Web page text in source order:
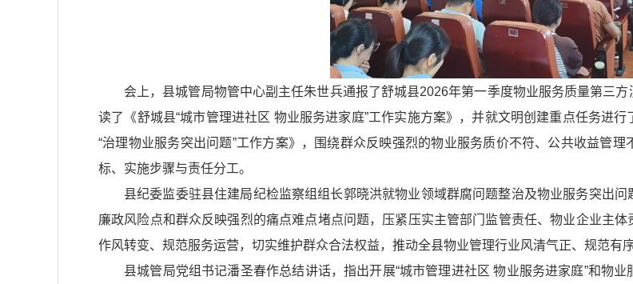
会上，县城管局物管中心副主任朱世兵通报了舒城县2026年第一季度物业服务质量第三
读了《舒城县“城市管理进社区 物业服务进家庭”工作实施方案》，并就文明创建重点任务进
“治理物业服务突出问题”工作方案》，围绕群众反映强烈的物业服务质价不符、公共收益管
标、实施步骤与责任分工。
县纪委监委驻县住建局纪检监察组组长郭晓洪就物业领域群腐问题整治及物业服务突出
廉政风险点和群众反映强烈的痛点难点堵点问题，压紧压实主管部门监管责任、物业企业主
作风转变、规范服务运营，切实维护群众合法权益，推动全县物业管理行业风清气正、规范有序
县城管局党组书记潘圣春作总结讲话，指出开展“城市管理进社区 物业服务进家庭”和物